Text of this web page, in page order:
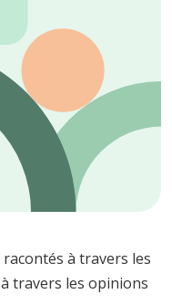
à travers les
travers les opinions